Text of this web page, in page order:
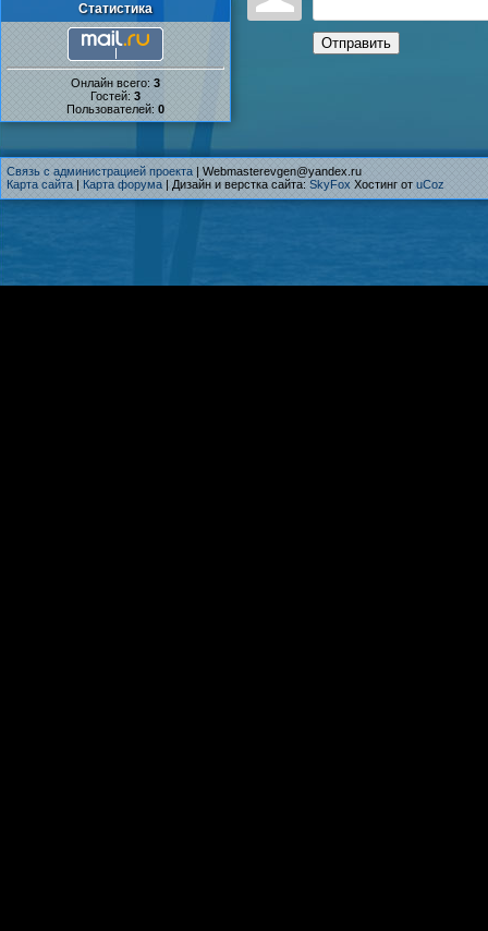
Статистика
Онлайн всего: 3
Гостей: 3
Пользователей: 0
Отправить
Связь с администрацией проекта | Webmasterevgen@yandex.ru
Карта сайта | Карта форума | Дизайн и верстка сайта: SkyFox Хостинг от uCoz